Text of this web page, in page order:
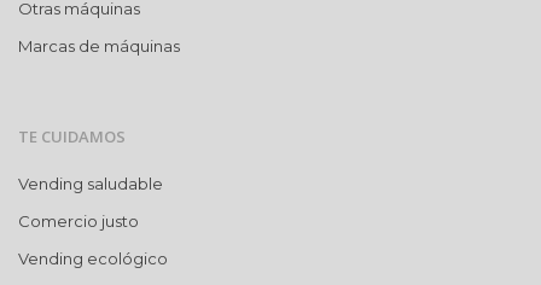
Otras máquinas
Marcas de máquinas
TE CUIDAMOS
Vending saludable
Comercio justo
Vending ecológico